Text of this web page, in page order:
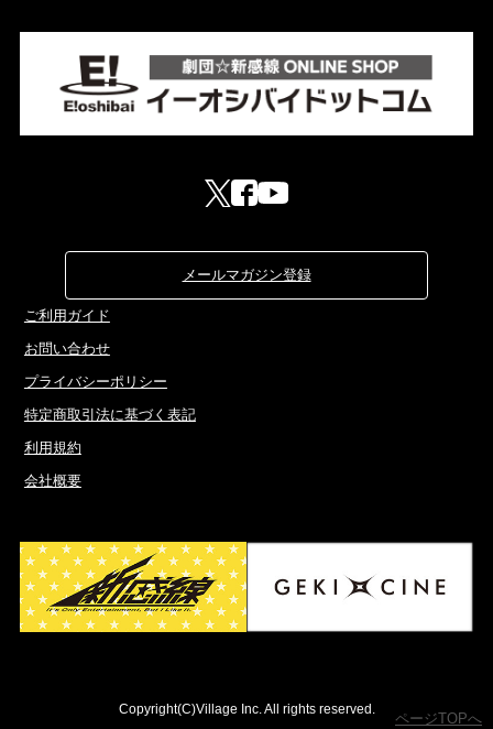
メールマガジン登録
ご利用ガイド
お問い合わせ
プライバシーポリシー
特定商取引法に基づく表記
利用規約
会社概要
Copyright(C)Village Inc. All rights reserved.
ページTOPへ